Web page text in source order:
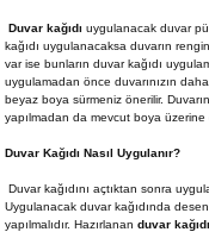
Duvar kağıdı uygulanacak duvar
kağıdı uygulanacaksa duvarın
var ise bunların duvar kağıdı
uygulamadan önce duvarınızın
beyaz boya sürmeniz önerilir.
yapılmadan da mevcut boya üzerine
Duvar Kağıdı Nasıl Uygulanır?
Duvar kağıdını açtıktan sonra
Uygulanacak duvar kağıdında
yapılmalıdır. Hazırlanan duvar